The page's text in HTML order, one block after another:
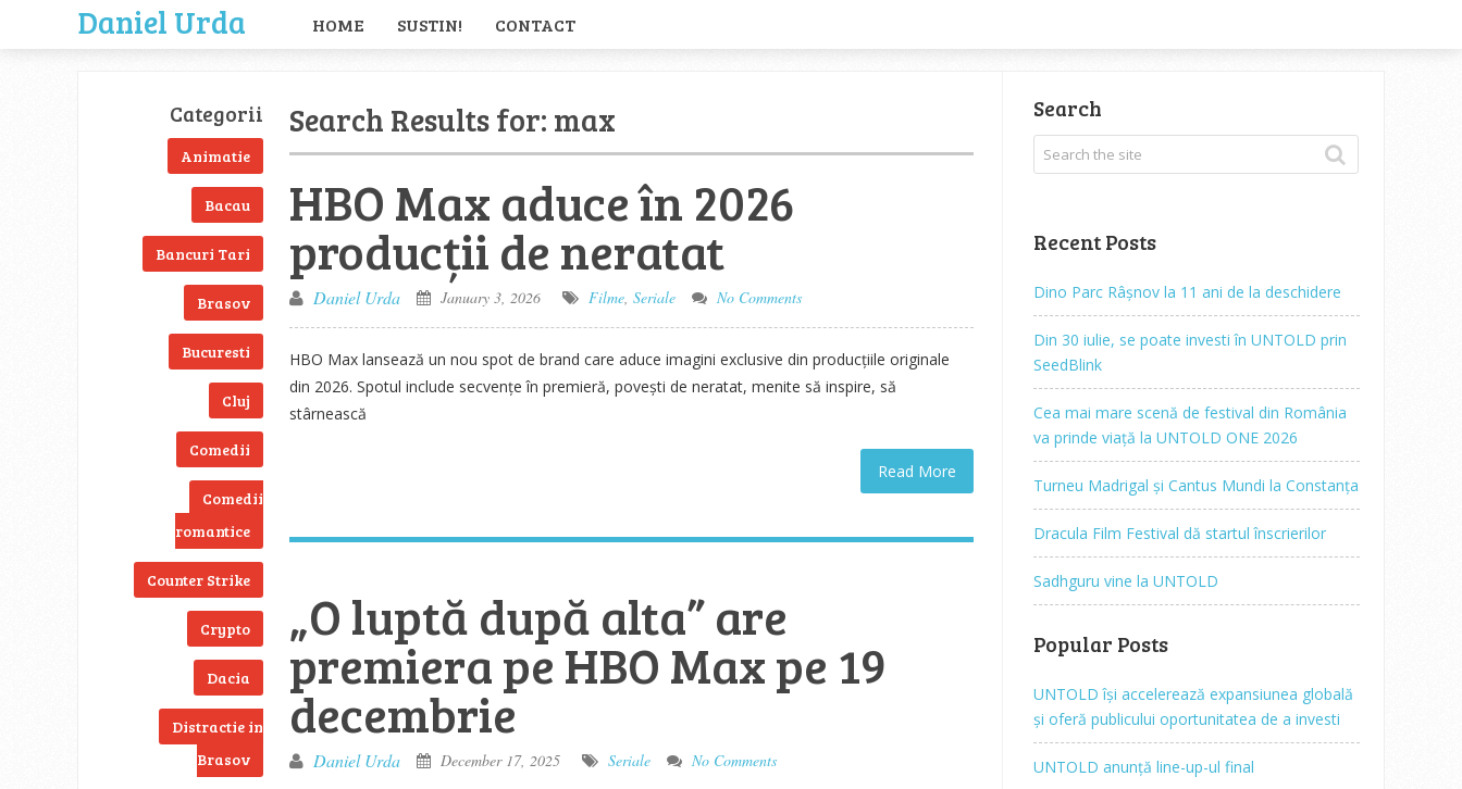
Daniel Urda HOME SUSTIN! CONTACT
Categorii
Animatie
Bacau
Bancuri Tari
Brasov
Bucuresti
Cluj
Comedii
Comedii
romantice
Counter Strike
Crypto
Dacia
Distractie in
Brasov
Search Results for: max
HBO Max aduce în 2026
producții de neratat
Daniel Urda January 3, 2026 Filme, Seriale No Comments
HBO Max lansează un nou spot de brand care aduce imagini exclusive din producțiile originale
din 2026. Spotul include secvențe în premieră, povești de neratat, menite să inspire, să
stârnească
Read More
„O luptă după alta” are
premiera pe HBO Max pe 19
decembrie
Daniel Urda December 17, 2025 Seriale No Comments
Search
Recent Posts
Dino Parc Râșnov la 11 ani de la deschidere
Din 30 iulie, se poate investi în UNTOLD prin
SeedBlink
Cea mai mare scenă de festival din România
va prinde viață la UNTOLD ONE 2026
Turneu Madrigal și Cantus Mundi la Constanța
Dracula Film Festival dă startul înscrierilor
Sadhguru vine la UNTOLD
Popular Posts
UNTOLD își accelerează expansiunea globală
și oferă publicului oportunitatea de a investi
UNTOLD anunță line-up-ul final